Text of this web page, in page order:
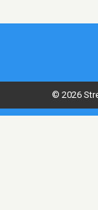
© 2026